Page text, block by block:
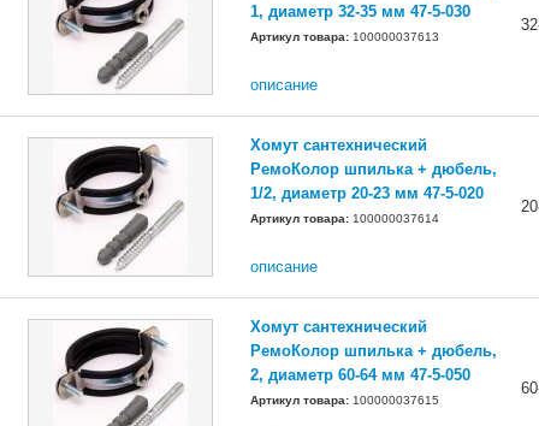
1, диаметр 32-35 мм 47-5-030
Артикул товара: 100000037613
описание
Хомут сантехнический
РемоКолор шпилька + дюбель,
1/2, диаметр 20-23 мм 47-5-020
Артикул товара: 100000037614
описание
Хомут сантехнический
РемоКолор шпилька + дюбель,
2, диаметр 60-64 мм 47-5-050
Артикул товара: 100000037615